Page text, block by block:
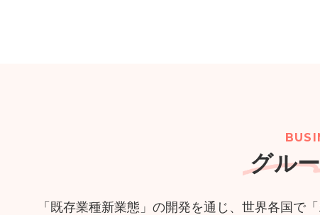
グル
「既存業種新業態」の開発を通じ、世界各国で